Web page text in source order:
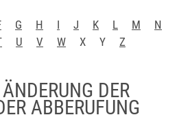
G H I J K L M
N
U V W X Y Z
DER
ABBERUFUNG